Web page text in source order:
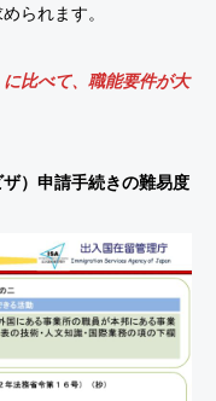
られます。
比べて、職能要件が大
ザ）申請手続きの難易度